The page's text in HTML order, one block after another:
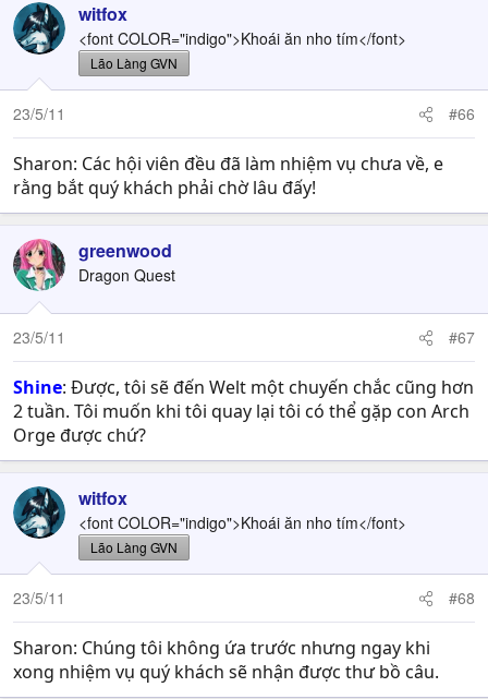
witfox
<font COLOR="indigo">Khoái ăn nho tím</font>
Lão Làng GVN
23/5/11 #66
Sharon: Các hội viên đều đã làm nhiệm vụ chưa về, e
rằng bắt quý khách phải chờ lâu đấy!
greenwood
Dragon Quest
23/5/11 #67
Shine: Được, tôi sẽ đến Welt một chuyến chắc cũng hơn
2 tuần. Tôi muốn khi tôi quay lại tôi có thể gặp con Arch
Orge được chứ?
witfox
<font COLOR="indigo">Khoái ăn nho tím</font>
Lão Làng GVN
23/5/11 #68
Sharon: Chúng tôi không ứa trước nhưng ngay khi
xong nhiệm vụ quý khách sẽ nhận được thư bồ câu.